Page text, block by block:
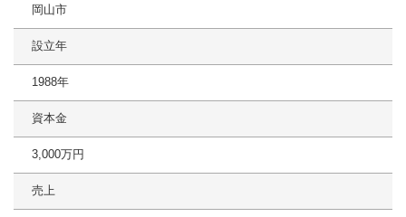
岡山市
設立年
1988年
資本金
3,000万円
売上